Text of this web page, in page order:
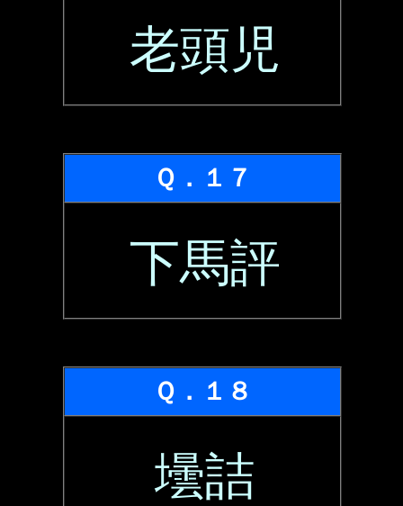
老頭児
Ｑ．１７
下馬評
Ｑ．１８
壜詰